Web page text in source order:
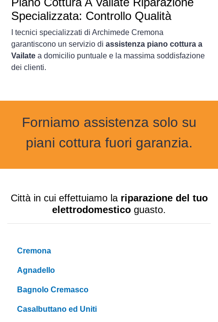
Specializzata: Controllo Qualità
I tecnici specializzati di Archimede Cremona
garantiscono un servizio di assistenza piano cottura a
Vailate a domicilio puntuale e la massima soddisfazione
dei clienti.
Forniamo assistenza solo su
piani cottura fuori garanzia.
Città in cui effettuiamo la riparazione del tuo
elettrodomestico guasto.
Cremona
Agnadello
Bagnolo Cremasco
Casalbuttano ed Uniti